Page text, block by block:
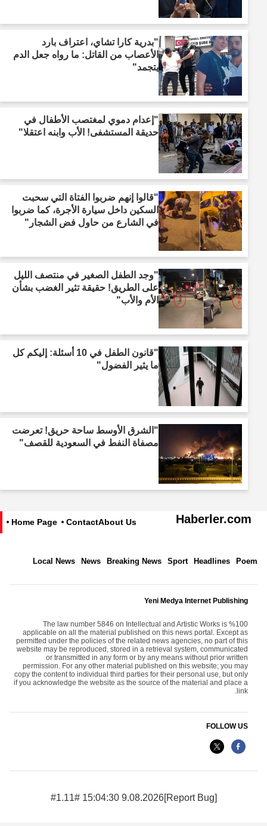
"بدرية كارا تشاي، اعتراف بارد
الأعصاب من القاتل: ما رواه جعل الدم
يتجمد"
"إعدام دموي لمغتصب الأطفال في
حديقة المستشفى! الأب وابنه اعتقلا"
"قالوا إنهم ضربوا الفتاة التي سحبت
السكين داخل سيارة الأجرة، كما ضربوا
في الشارع من حاول فض الشجار"
"وجد الطفل الصغير في منتصف الليل
على الطريق! حقيقة تثير الغضب بشأن
الأم والأب"
"قانون الطفل في 10 أسئلة: إليكم كل
ما يثير الفضول"
"الشرق الأوسط ساحة حريق! تعرضت
مصفاة النفط في السعودية للقصف"
Haberler.com
About Us
Contact
Home Page
Poem
Headlines
Sport
Breaking News
News
Local News
Yeni Medya Internet Publishing
The law number 5846 on Intellectual and Artistic Works is %100
applicable on all the material published on this news portal. Except as
permitted under the policies of the related news agencies, no part of this
website may be reproduced, stored in a retrieval system, communicated
or transmitted in any form or by any means without prior written
permission. For any other material published on this website; you may
copy the content to individual third parties for their personal use, but only
if you acknowledge the website as the source of the material and place a
link.
FOLLOW US
9.08.2026 15:04:30 #1.11#